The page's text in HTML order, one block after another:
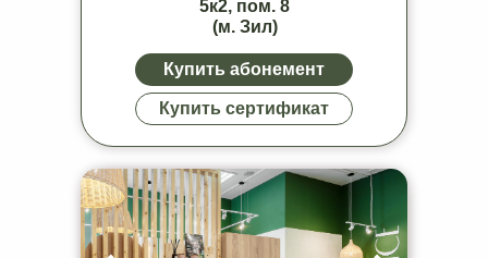
5к2, пом. 8
(м. Зил)
Купить абонемент
Купить сертификат